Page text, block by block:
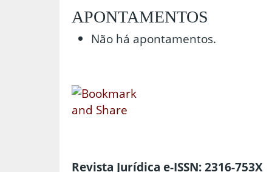
APONTAMENTOS
Não há apontamentos.
Revista Jurídica e-ISSN: 2316-753X